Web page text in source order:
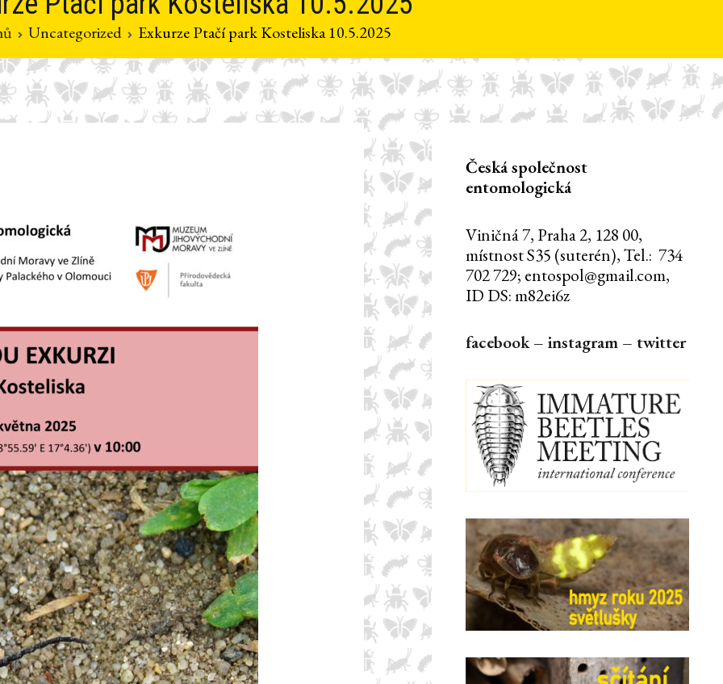
Uncategorized Exkurze Ptačí park Kosteliska 10.5.2025
Česká společnost
entomologická
Viničná 7, Praha 2, 128 00,
místnost S35 (suterén), Tel.: 734
702 729; entospol@gmail.com,
ID DS: m82ei6z
facebook– instagram– twitter